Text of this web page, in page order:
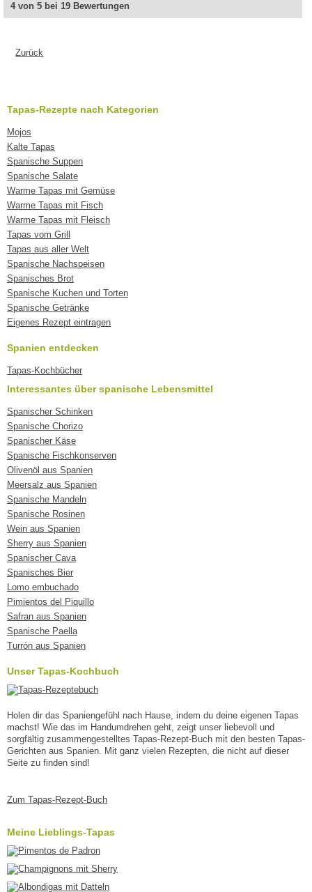
4 von 5 bei 19 Bewertungen
Zurück
Tapas-Rezepte nach Kategorien
Mojos
Kalte Tapas
Spanische Suppen
Spanische Salate
Warme Tapas mit Gemüse
Warme Tapas mit Fisch
Warme Tapas mit Fleisch
Tapas vom Grill
Tapas aus aller Welt
Spanische Nachspeisen
Spanisches Brot
Spanische Kuchen und Torten
Spanische Getränke
Eigenes Rezept eintragen
Spanien entdecken
Tapas-Kochbücher
Interessantes über spanische Lebensmittel
Spanischer Schinken
Spanische Chorizo
Spanischer Käse
Spanische Fischkonserven
Olivenöl aus Spanien
Meersalz aus Spanien
Spanische Mandeln
Spanische Rosinen
Wein aus Spanien
Sherry aus Spanien
Spanischer Cava
Spanisches Bier
Lomo embuchado
Pimientos del Piquillo
Safran aus Spanien
Spanische Paella
Turrón aus Spanien
Unser Tapas-Kochbuch
Holen dir das Spaniengefühl nach Hause, indem du deine eigenen Tapas
machst! Wie das im Handumdrehen geht, zeigt unser liebevoll und
sorgfältig zusammengestelltes Tapas-Rezept-Buch mit den besten Tapas-
Gerichten aus Spanien. Mit ganz vielen Rezepten, die nicht auf dieser
Seite zu finden sind!
Zum Tapas-Rezept-Buch
Meine Lieblings-Tapas